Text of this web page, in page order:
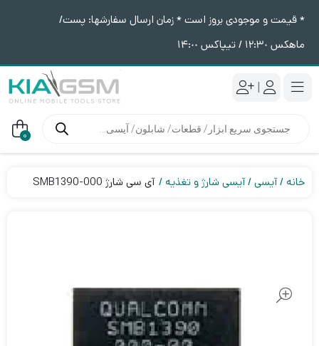
* قیمت و موجودی بروز است * زمان ارسال سفارشها: پست/
ماهکس ١٢:٣٠ / تیپاکس ١۴:٠٠
|
محصولات 0
خانه آیسی آیسی شارژ و تغذیه آی سی شارژ SMB1390-000